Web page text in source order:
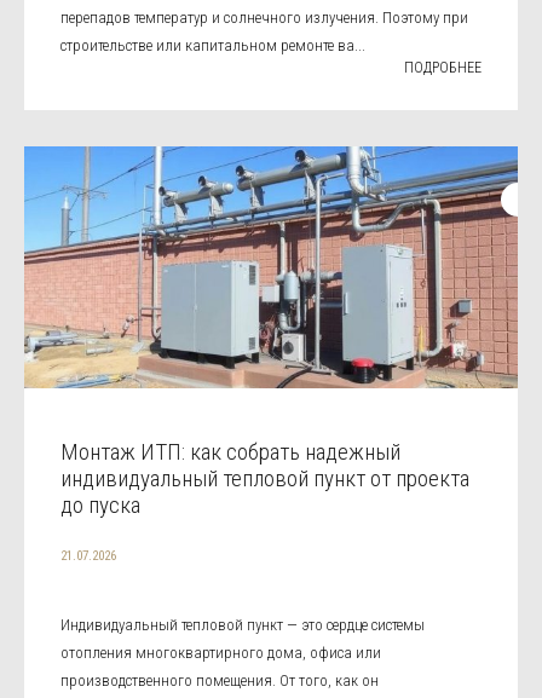
перепадов температур и солнечного излучения. Поэтому при
строительстве или капитальном ремонте ва...
ПОДРОБНЕЕ
Монтаж ИТП: как собрать надежный
индивидуальный тепловой пункт от проекта
до пуска
21.07.2026
Индивидуальный тепловой пункт — это сердце системы
отопления многоквартирного дома, офиса или
производственного помещения. От того, как он